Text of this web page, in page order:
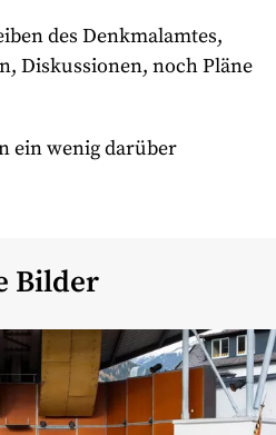
des Denkmalamtes,
Diskussionen, noch Pläne
ein wenig darüber
Bilder